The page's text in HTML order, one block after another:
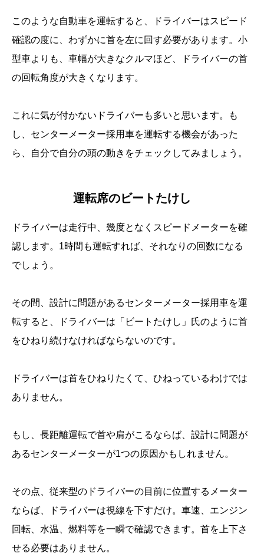
このような自動車を運転すると、ドライバーはスピード
確認の度に、わずかに首を左に回す必要があります。小
型車よりも、車幅が大きなクルマほど、ドライバーの首
の回転角度が大きくなります。
これに気が付かないドライバーも多いと思います。も
し、センターメーター採用車を運転する機会があった
ら、自分で自分の頭の動きをチェックしてみましょう。
運転席のビートたけし
ドライバーは走行中、幾度となくスピードメーターを確
認します。1時間も運転すれば、それなりの回数になる
でしょう。
その間、設計に問題があるセンターメーター採用車を運
転すると、ドライバーは「ビートたけし」氏のように首
をひねり続けなければならないのです。
ドライバーは首をひねりたくて、ひねっているわけでは
ありません。
もし、長距離運転で首や肩がこるならば、設計に問題が
あるセンターメーターが1つの原因かもしれません。
その点、従来型のドライバーの目前に位置するメーター
ならば、ドライバーは視線を下すだけ。車速、エンジン
回転、水温、燃料等を一瞬で確認できます。首を上下さ
せる必要はありません。